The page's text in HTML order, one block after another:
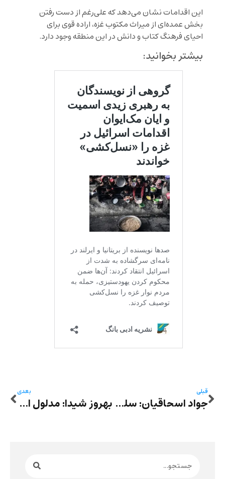
این اقدامات نشان می‌دهد که علی‌رغم از دست رفتن
بخش عمده‌ای از میراث مکتوب غزه، اراده قوی برای
احیای فرهنگ کتاب و دانش در این منطقه وجود دارد.
بیشتر بخوانید:
قبلی
جواد اسحاقیان: سلطه‌ی کام‌خواهی – نانا به عنوان ابزار واژگونی طبقاتی در ناتورالیسم زولا
بعدی
بهروز شیدا: مدلول استعلایی، خودِ درد؛ متنِ بلند خاطراتِ زندان‌های سیاسی‌ی جمهوری‌ی اسلامی در دهه‌ی ۱۳۶۰ خورشیدی در یک نگاه